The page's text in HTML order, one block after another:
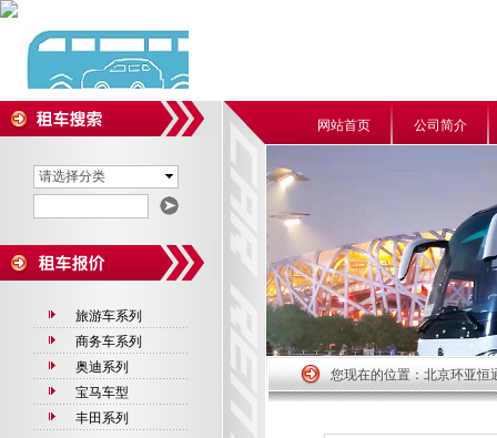
网站首页 公司简介
您现在的位置： 北京环亚恒
请选择分类
旅游车系列
商务车系列
奥迪系列
宝马车型
丰田系列